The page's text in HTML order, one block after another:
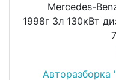
Mercedes-
1998г 3л 130кВт
Авторазборка